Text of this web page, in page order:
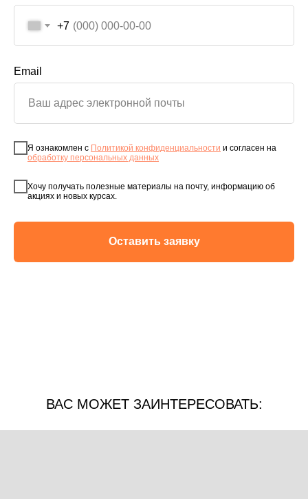
+7
Email
Я ознакомлен с Политикой конфиденциальности и согласен на
обработку персональных данных
Хочу получать полезные материалы на почту, информацию об
акциях и новых курсах.
Оставить заявку
ВАС МОЖЕТ ЗАИНТЕРЕСОВАТЬ: